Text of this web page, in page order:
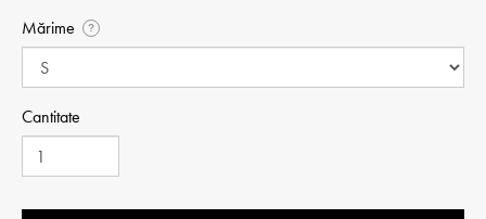
Mărime ?
Cantitate